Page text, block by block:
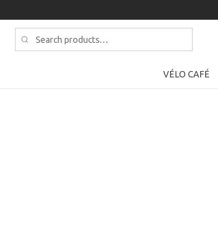
Search
for:
VÉLO CAFÉ